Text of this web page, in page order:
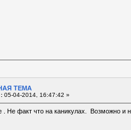
ТЕМА
05-04-2014, 16:47:42 »
. Не факт что на каникулах. Возможно и